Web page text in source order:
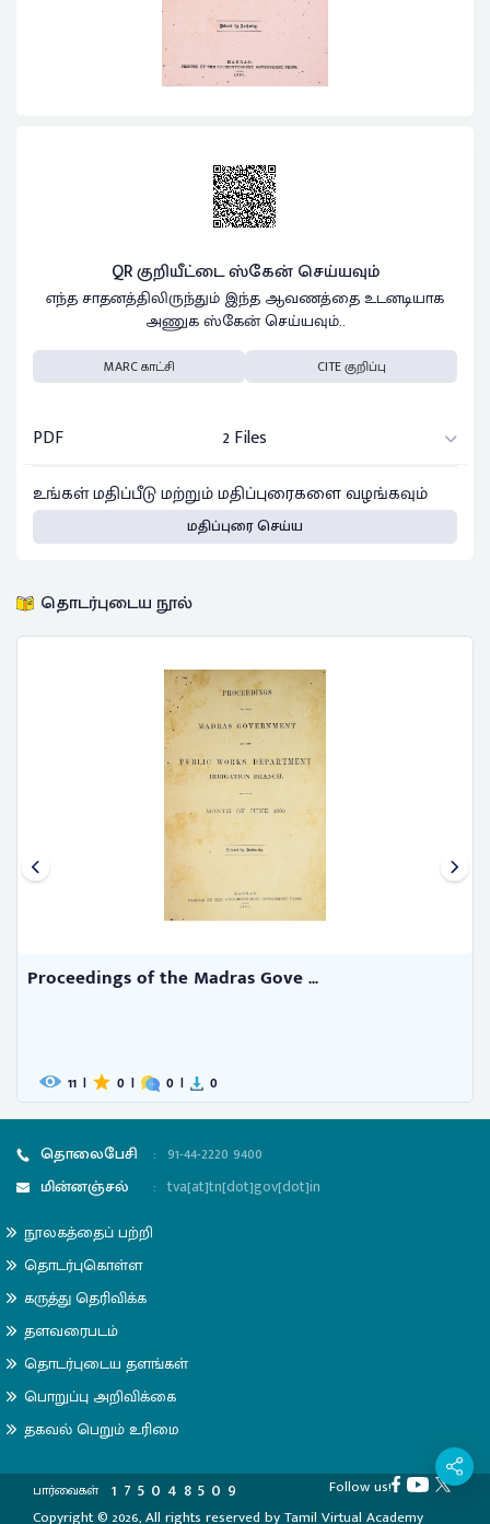
QR குறியீட்டை ஸ்கேன் செய்யவும்
எந்த சாதனத்திலிருந்தும் இந்த ஆவணத்தை உடனடியாக
அணுக ஸ்கேன் செய்யவும்..
MARC காட்சி CITE குறிப்பு
PDF
2 Files
உங்கள் மதிப்பீடு மற்றும் மதிப்புரைகளை வழங்கவும்
மதிப்புரை செய்ய
தொடர்புடைய நூல்
Proceedings of the Madras Gove ...
11 | 0 | 0 | 0
தொலைபேசி : 91-44-2220 9400
மின்னஞ்சல்
: tva[at]tn[dot]gov[dot]in
நூலகத்தைப் பற்றி
தொடர்புகொள்ள
கருத்து தெரிவிக்க
தளவரைபடம்
தொடர்புடைய தளங்கள்
பொறுப்பு அறிவிக்கை
தகவல் பெறும் உரிமை
பார்வைகள் 1 7 5 0 4 8 5 0 9
Follow us!
Copyright © 2026, All rights reserved by Tamil Virtual Academy